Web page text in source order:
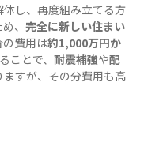
し、再度組み立てる方
、 完全に新しい住まい
費用は約1,000万円か
ことで、 耐震補強や配
ますが、その分費用も高